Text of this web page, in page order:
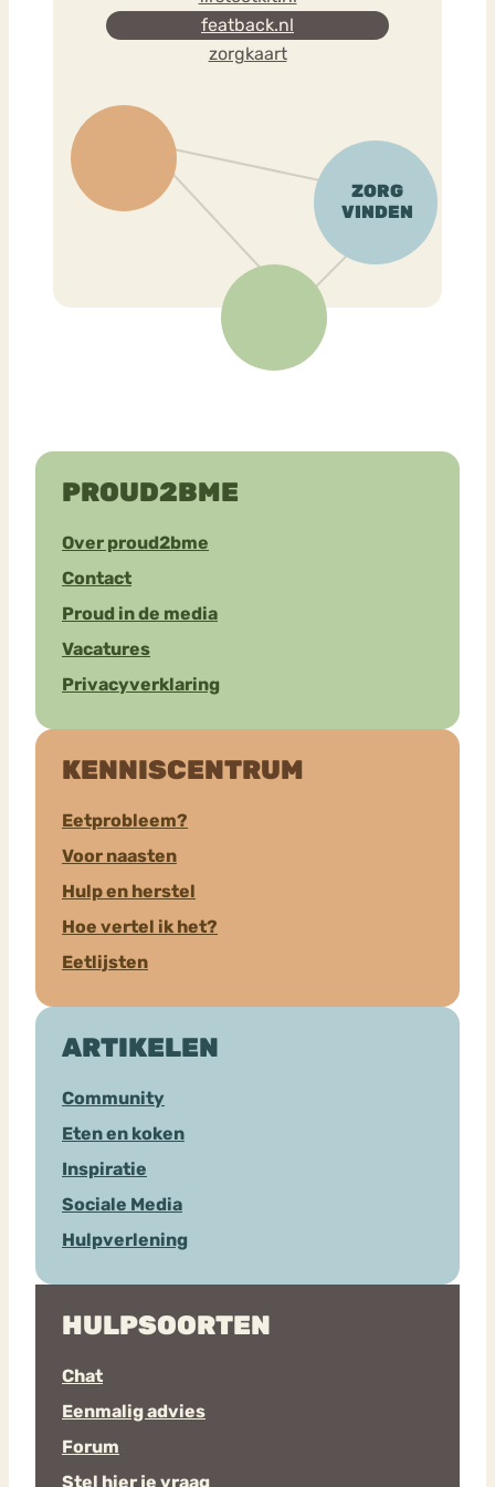
featback.nl
zorgkaart
PROUD2BME
Over proud2bme
Contact
Proud in de media
Vacatures
Privacyverklaring
KENNISCENTRUM
Eetprobleem?
Voor naasten
Hulp en herstel
Hoe vertel ik het?
Eetlijsten
ARTIKELEN
Community
Eten en koken
Inspiratie
Sociale Media
Hulpverlening
HULPSOORTEN
Chat
Eenmalig advies
Forum
Stel hier je vraag